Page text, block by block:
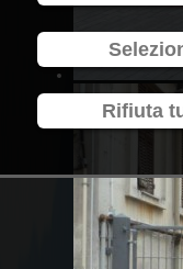
Rifiuta